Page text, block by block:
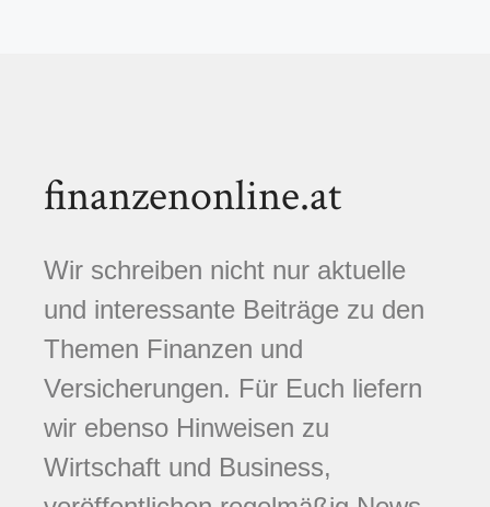
finanzenonline.at
Wir schreiben nicht nur aktuelle
und interessante Beiträge zu den
Themen Finanzen und
Versicherungen. Für Euch liefern
wir ebenso Hinweisen zu
Wirtschaft und Business,